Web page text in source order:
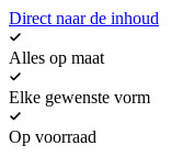
Direct naar de inhoud
Alles op maat
Elke gewenste vorm
Op voorraad